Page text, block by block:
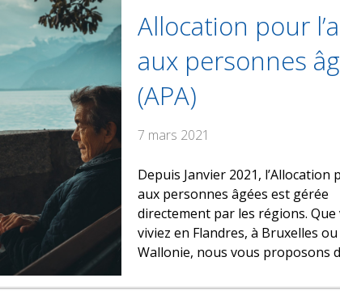
Allocation pour
aux personnes
(APA)
7 mars 2021
Depuis Janvier 2021, l’Allocation
aux personnes âgées est gérée
directement par les régions. Que
viviez en Flandres, à Bruxelles
Wallonie, nous vous proposons